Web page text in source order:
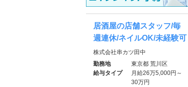
居酒屋の店舗スタッフ/毎
週連休/ネイルOK/未経験可
株式会社串カツ田中
勤務地
東京都 荒川区
給与タイプ
月給26万5,000円～
30万円